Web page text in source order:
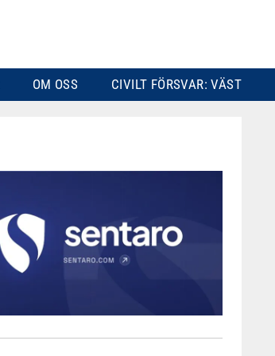
OM OSS CIVILT FÖRSVAR: VÄST